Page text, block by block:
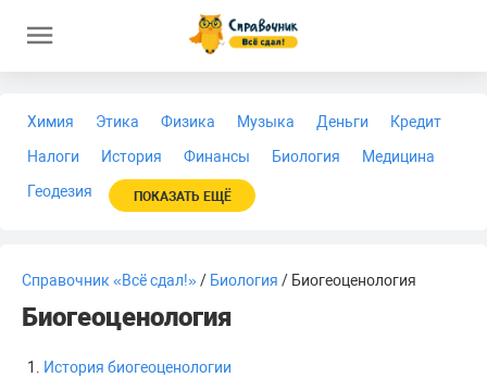
Химия Этика Физика Музыка Деньги
Кредит
Налоги
История Финансы Биология
Медицина
Геодезия
ПОКАЗАТЬ ЕЩЁ
Справочник «Всё сдал!»/ Биология / Биогеоценология
Биогеоценология
История биогеоценологии